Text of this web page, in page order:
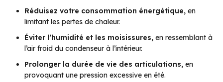
Réduisez votre consommation énergétique, en
limitant les pertes de chaleur.
Éviter l’humidité et les moisissures, en ressemblant à
l’air froid du condenseur à l’intérieur.
Prolonger la durée de vie des articulations, en
provoquant une pression excessive en été.